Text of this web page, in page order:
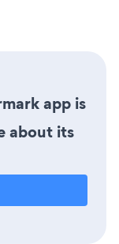
app is
about its